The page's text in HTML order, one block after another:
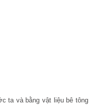
ta và bằng vật liệu bê tông